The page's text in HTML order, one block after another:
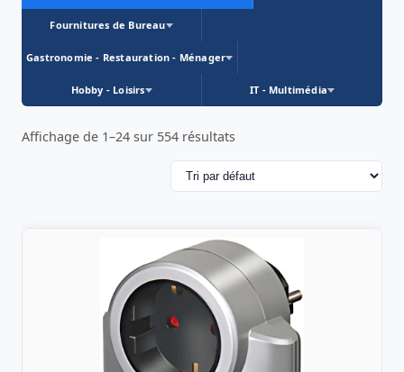
Fournitures de Bureau
Gastronomie - Restauration - Ménager
Hobby - Loisirs IT - Multimédia
Affichage de 1–24 sur 554 résultats